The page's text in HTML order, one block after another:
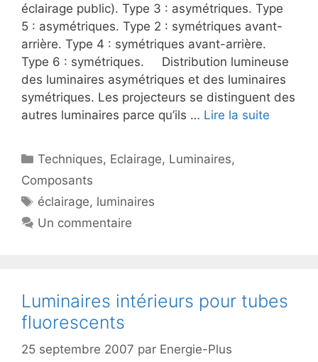
éclairage public). Type 3 : asymétriques. Type
5 : asymétriques. Type 2 : symétriques avant-
arrière. Type 4 : symétriques avant-arrière.
Type 6 : symétriques. Distribution lumineuse
des luminaires asymétriques et des luminaires
symétriques. Les projecteurs se distinguent des
autres luminaires parce qu’ils … Lire la suite
Catégories
Techniques, Eclairage, Luminaires,
Composants
Étiquettes
éclairage, luminaires
Un commentaire
Luminaires intérieurs pour tubes
fluorescents
25 septembre 2007 par Energie-Plus